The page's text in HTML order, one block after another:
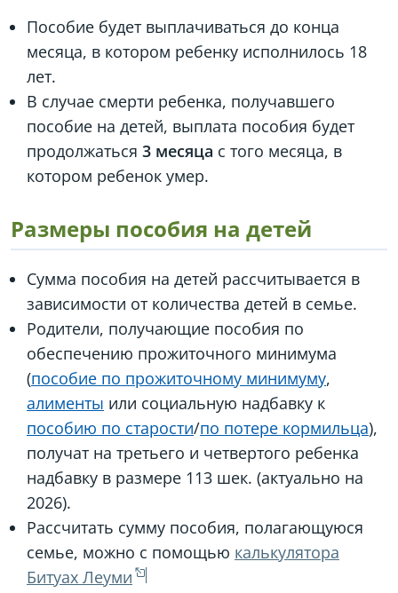
Пособие будет выплачиваться до конца
месяца, в котором ребенку исполнилось 18
лет.
В случае смерти ребенка, получавшего
пособие на детей, выплата пособия будет
продолжаться 3 месяца с того месяца, в
котором ребенок умер.
Размеры пособия на детей
Сумма пособия на детей рассчитывается в
зависимости от количества детей в семье.
Родители, получающие пособия по
обеспечению прожиточного минимума
(пособие по прожиточному минимуму,
алименты или социальную надбавку к
пособию по старости/по потере кормильца),
получат на третьего и четвертого ребенка
надбавку в размере 113 шек. (актуально на
2026).
Рассчитать сумму пособия, полагающуюся
семье, можно с помощью калькулятора
Битуах Леуми